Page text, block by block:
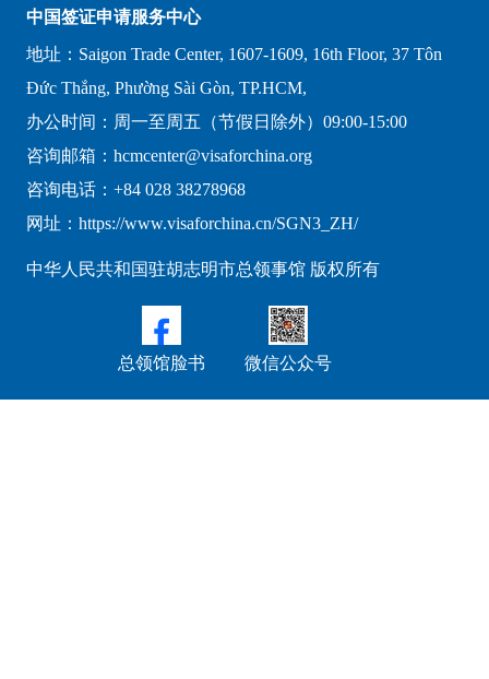
中国签证申请服务中心
地址：Saigon Trade Center, 1607-1609, 16th Floor, 37 Tôn
Đức Thắng, Phường Sài Gòn, TP.HCM,
办公时间：周一至周五（节假日除外）09:00-15:00
咨询邮箱：hcmcenter@visaforchina.org
咨询电话：+84 028 38278968
网址：https://www.visaforchina.cn/SGN3_ZH/
中华人民共和国驻胡志明市总领事馆 版权所有
总领馆脸书 微信公众号